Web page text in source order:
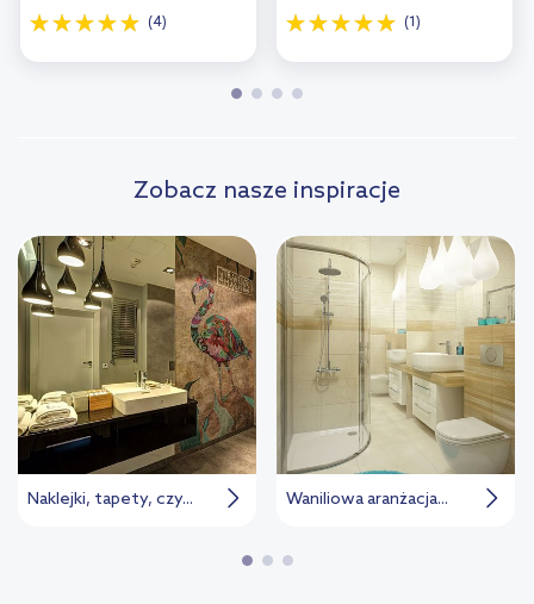
(4) (1)
Zobacz nasze inspiracje
Naklejki, tapety, czy... Waniliowa aranżacja...